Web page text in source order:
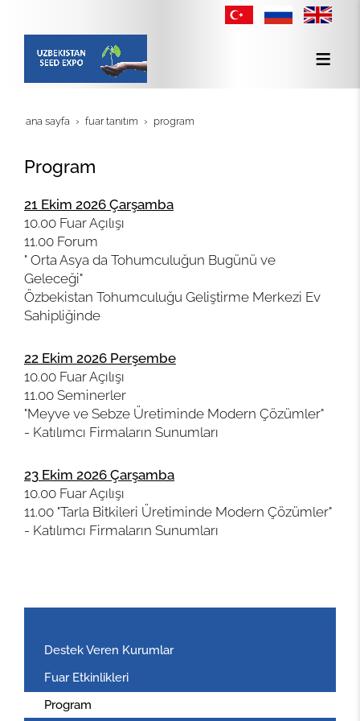
ana sayfa fuar tanitim program
Program
21 Ekim 2026 Çarşamba
10.00 Fuar Açılışı
11.00 Forum
" Orta Asya da Tohumculuğun Bugünü ve
Geleceği"
Özbekistan Tohumculuğu Geliştirme Merkezi Ev
Sahipliğinde
22 Ekim 2026 Perşembe
10.00 Fuar Açılışı
11.00 Seminerler
"Meyve ve Sebze Üretiminde Modern Çözümler"
- Katılımcı Firmaların Sunumları
23 Ekim 2026 Çarşamba
10.00 Fuar Açılışı
11.00 "Tarla Bitkileri Üretiminde Modern Çözümler"
- Katılımcı Firmaların Sunumları
Destek Veren Kurumlar
Fuar Etkinlikleri
Program